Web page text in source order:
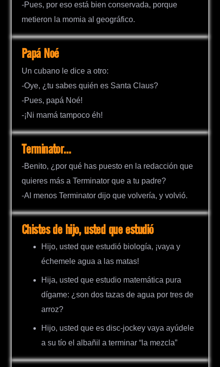
-Pues, por eso está bien conservada, porque
metieron la momia al geográfico.
Papá Noé
Un cubano le dice a otro:
-Oye, ¿tu sabes quién es Santa Claus?
-Pues, papá Noé!
-¡Ni mamá tampoco éh!
Terminator…
-Benito, ¿por qué has puesto en la redacción que
quieres más a Terminator que a tu padre?
-Al menos Terminator dijo que volvería, y volvió.
Chistes de hijo, usted que estudió
Hijo, usted que estudió biología, ¡vaya y
échemele agua a las matas!
Hija, usted que estudio matemática pura
dígame: ¿son dos tazas de agua por tres de
arroz?
Hijo, usted que es disc-jockey vaya ayúdele
a su tío el albañil a terminar “la mezcla”